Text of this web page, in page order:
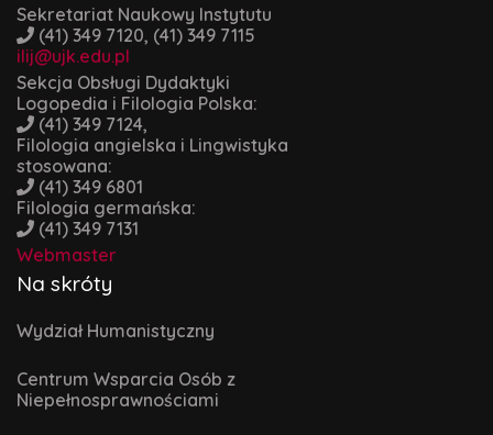
Sekretariat Naukowy Instytutu
(41) 349 7120, (41) 349 7115
ilij@ujk.edu.pl
Sekcja Obsługi Dydaktyki
Logopedia i Filologia Polska:
(41) 349 7124,
Filologia angielska i Lingwistyka
stosowana:
(41) 349 6801
Filologia germańska:
(41) 349 7131
Webmaster
Na skróty
Wydział Humanistyczny
Centrum Wsparcia Osób z
Niepełnosprawnościami